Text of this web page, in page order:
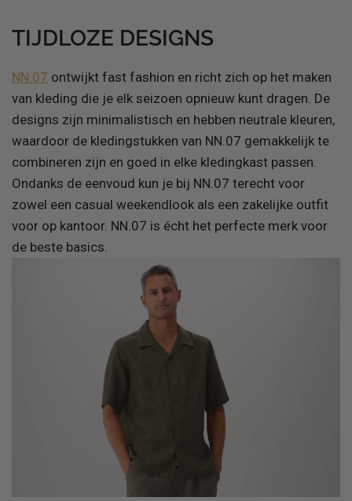
TIJDLOZE DESIGNS
NN.07 ontwijkt fast fashion en richt zich op het maken
van kleding die je elk seizoen opnieuw kunt dragen. De
designs zijn minimalistisch en hebben neutrale kleuren,
waardoor de kledingstukken van NN.07 gemakkelijk te
combineren zijn en goed in elke kledingkast passen.
Ondanks de eenvoud kun je bij NN.07 terecht voor
zowel een casual weekendlook als een zakelijke outfit
voor op kantoor. NN.07 is écht het perfecte merk voor
de beste basics.